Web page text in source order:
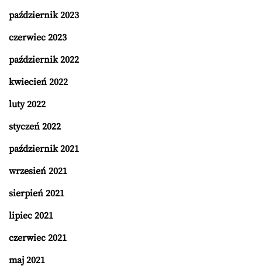
październik 2023
czerwiec 2023
październik 2022
kwiecień 2022
luty 2022
styczeń 2022
październik 2021
wrzesień 2021
sierpień 2021
lipiec 2021
czerwiec 2021
maj 2021